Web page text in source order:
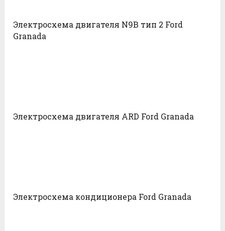
Электросхема двигателя N9B тип 2 Ford
Granada
Электросхема двигателя ARD Ford Granada
Электросхема кондиционера Ford Granada